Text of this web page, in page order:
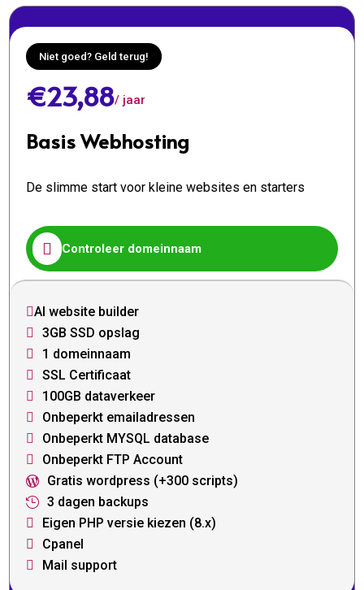
Niet goed? Geld terug!
€23,88/ jaar
Basis Webhosting
De slimme start voor kleine websites en starters
 Controleer domeinnaam
AI website builder
 3GB SSD opslag
 1 domeinnaam
 SSL Certificaat
 100GB dataverkeer
 Onbeperkt emailadressen
 Onbeperkt MYSQL database
 Onbeperkt FTP Account
 Gratis wordpress (+300 scripts)
 3 dagen backups
 Eigen PHP versie kiezen (8.x)
 Cpanel
 Mail support